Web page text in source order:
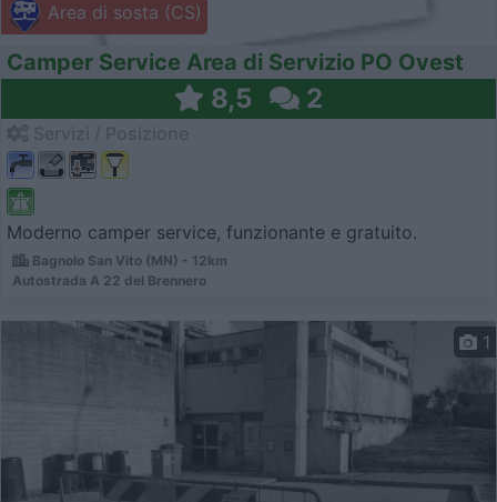
Area di sosta (CS)
Camper Service Area di Servizio PO Ovest
8,5 2
Moderno camper service, funzionante e gratuito.
Bagnolo San Vito (MN) - 12km
Autostrada A 22 del Brennero
1